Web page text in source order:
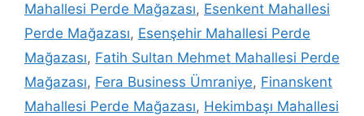
Mahallesi Perde Mağazası, Esenkent Mahallesi
Perde Mağazası, Esenşehir Mahallesi Perde
Mağazası, Fatih Sultan Mehmet Mahallesi Perde
Mağazası, Fera Business Ümraniye, Finanskent
Mahallesi Perde Mağazası, Hekimbaşı Mahallesi